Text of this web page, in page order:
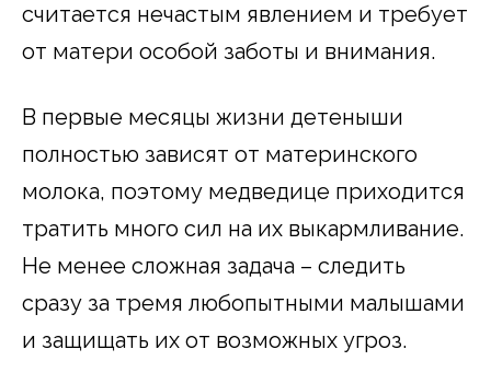
считается нечастым явлением и требует
от матери особой заботы и внимания.
В первые месяцы жизни детеныши
полностью зависят от материнского
молока, поэтому медведице приходится
тратить много сил на их выкармливание.
Не менее сложная задача – следить
сразу за тремя любопытными малышами
и защищать их от возможных угроз.